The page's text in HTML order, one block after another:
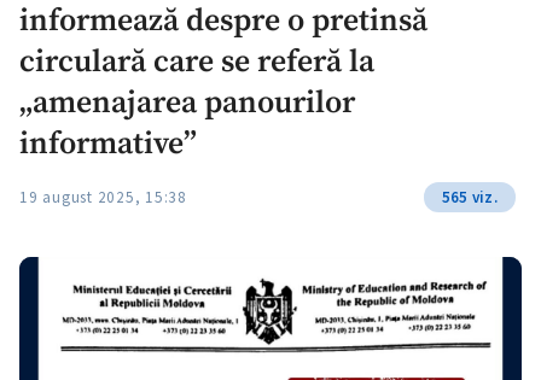
Blog
informează despre o pretinsă
circulară care se referă la
„amenajarea panourilor
informative”
19 august 2025, 15:38 565 viz.